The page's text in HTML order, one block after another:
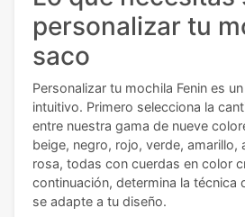
personalizar tu
saco
Personalizar tu mochila Fenin es
intuitivo. Primero selecciona la
entre nuestra gama de nueve
beige, negro, rojo, verde, amarillo,
rosa, todas con cuerdas en color
continuación, determina la técnica
se adapte a tu diseño.